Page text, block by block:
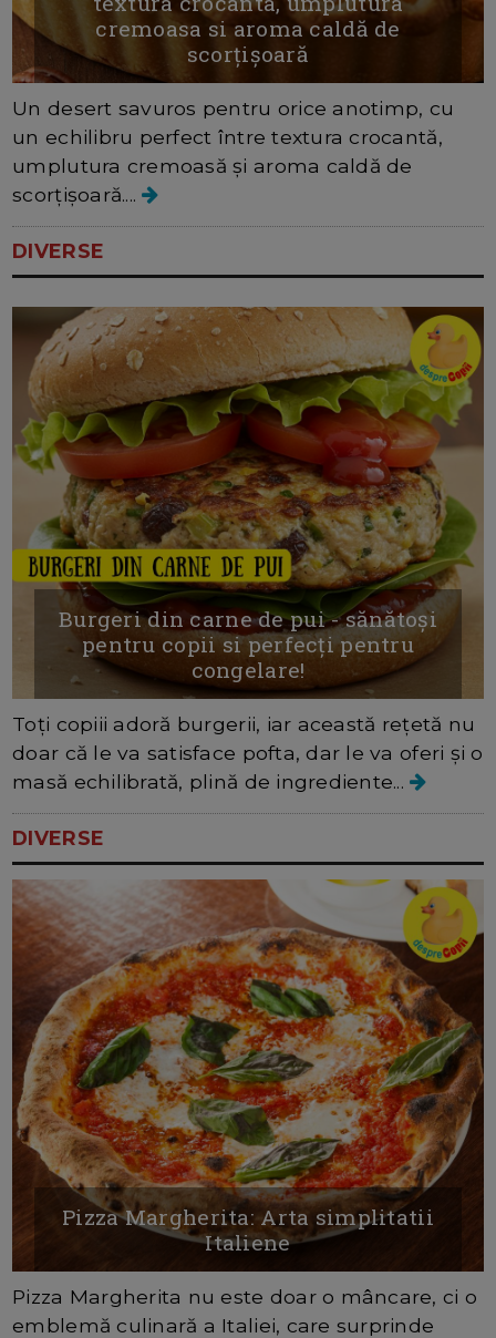
cremoasa si aroma caldă de
scorțișoară
Un desert savuros pentru orice anotimp, cu
un echilibru perfect între textura crocantă,
umplutura cremoasă și aroma caldă de
scorțișoară....
DIVERSE
Burgeri din carne de pui - sănătoși
pentru copii si perfecți pentru
congelare!
Toți copiii adoră burgerii, iar această rețetă nu
doar că le va satisface pofta, dar le va oferi și o
masă echilibrată, plină de ingrediente...
DIVERSE
Pizza Margherita: Arta simplitatii
Italiene
Pizza Margherita nu este doar o mâncare, ci o
emblemă culinară a Italiei, care surprinde